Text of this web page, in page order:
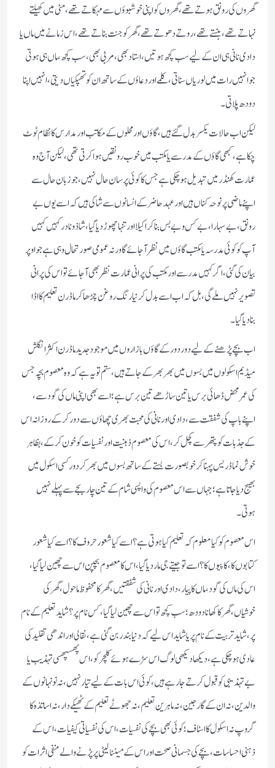
گھروں کی رونق ہوتے تھے، گھروں کو اپنی خوشبوؤں سے مہکاتے تھے، مٹی میں کھیلتے
نہاتے تھے، ہنستے تھے، روتے دھوتے تھے، گھر کو جنت بناتے تھے، اس زمانے میں ماں یا
دادی نانی ہی ان کے لیے سب کچھ ہوتیں، استاد بھی، مربی بھی، سب کچھ، ماں ہی ہوتی
جو انہیں رات میں لوریاں سناتی ، کلمے اور دعاؤں کے ساتھ ان کو تھپکیاں دیتی، انہیں اپنا
دودھ پلاتی۔
لیکن اب حالات یکسر بدل گئے ہیں، گاؤں اور محلوں کے مکاتب اور مدارس کا نظام ٹوٹ
چکا ہے، کبھی گاؤں کے مدرسے یا مکتب میں خوب رونقیں ہوا کرتی تھی، لیکن آج وہ
عمارت کھنڈر میں تبدیل ہو چکی ہے جس کا کوئی پرسان حال نہیں، جو زبان حال سے
اپنے ماضی پر نوحہ کناں ہیں اور عہد حاضر کے انسانوں سے شاکی ہیں کہ اسے یوں بے
رونق، بے سہارا، بے کس و بے بس بنا کر اکیلا اور تنہا چھوڑ دیا گیا، شاذ و نادر کہیں کہیں
آپ کو کوئی مدرسہ یا مکتب گاؤں میں نظر آجائے گا ورنہ عمومی صورتحال وہی ہے جو اوپر
بیان کی گئی، اگر کہیں مدرسے اور مکتب کی پرانی عمارت نظر بھی آجائے تو اس کی پرانی
تصویر نہیں ملے گی، بل کہ اب اسے بدل کر نیا رنگ روغن چڑھا کر ماڈرن تعلیم کا اڈا
بنادیا گیا۔
اب بچے پڑھنے کے لیے دور دور کے گاؤں بازاروں میں موجود جدید ماڈرن اکثر انگلش
میڈیم اسکولوں میں بسوں میں بھر بھر کے جاتے ہیں، ستم تو یہ ہے کہ وہ معصوم بچہ جس
کی عمر محض ڈھائی برس یا تین ساڑھے تین برس ہے؛ اسے بھی اپنی ماں کی گود سے،
اپنے باپ کی شفقت سے، دادی اور نانی کی محبت بھری چھاؤں سے دور کر کے روزانہ اس
کے جذبات کو پتھر سے کچل کر، اس کی معصوم ذہنیت اور نفسیات کو خون کرکے، بظاہر
خوش نما ڈریس پہناکر خوبصورت بستے کے ساتھ بسوں میں بھر کر دور کسی اسکول میں
بھیج دیا جاتا ہے؛ جہاں سے اس معصوم کی واپسی شام کے تین چار بجے سے پہلے نہیں
ہوتی۔
اس معصوم کو کیا معلوم کہ تعلیم کیا ہوتی ہے؟ اسے کیا شعور حروف کا؟ اسے کیا شعور
کتابوں کا، کاپیوں کا؟ اسے تو جیتے جی مار دیا گیا، اس کا معصوم بچپن اس سے چھین لیا گیا،
اس کی ماں کی گود، ماں کا پیار، دادی اور نانی کی شفقتیں، گھر کا محفوظ ماحول، گھر کی
خوشیاں، گھر کا کھانا دودھ؛ سب کچھ تو اس سے چھین لیا گیا، کس نام پر؟ شاید تعلیم کے نام
پر، شاید تربیت کے نام پر یا شاید اس لیے کہ دنیا بندر بن گئی ہے، نقالی اور اندھی تقلید کی
عادی ہو چکی ہے، دیکھا دیکھی لوگ اس سڑے ہوئے کلچر کو، اس پھسپھسی تہذیب یا
بے تہذیبی کو قبول کرتے جا رہے ہیں، کوئی اس بات کے لیے تیار نہیں، نہ نونہانوں کے
والدین، نہ ان کے گارجین، نہ ماہرین تعلیم، نہ جھوٹے تعلیم کے ٹھیکے دار، نہ اساتذہ کا
گروپ نہ اسکول کا اسٹاف؛ کوئی بھی بچے کی نفسیات، اس کی نفسیاتی کیفیات، اس کے
ذہنی احساسات، بچے کی جسمانی صحت اور اس کے مینٹالیٹی پر پڑنے والے منفی اثرات کو